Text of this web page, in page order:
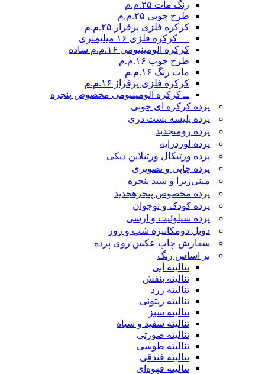
رنگ مات ۲۵.م.م
طرح چوبی ۲۵.م.م
کرکره فلزی پرفراژ ۲۵.م.م
__ کرکره فلزی ۱۶ میلیمتری
کرکره آلومینیومی ۱۶.م.م ساده
طرح چوب ۱۶.م.م
مات رنگ ۱۶.م.م
کرکره فلزی پرفراژ ۱۶.م.م
ــ کرکره آلومینیومی مخصوص پنجره
پرده کرکره ای چوبی
پرده پلیسه پشت دری
پرده رومنجدید
پرده لوردراپه
پرده ورتیکال ورتیلاین دیکی
پرده چاپی و تصویری
مینی‌زبرا و شید پنجره
پرده مخصوص پنجره جدید
پرده کودک و نوجوان
پرده سیلوئیت و ارسی
دوبل دومکانیزه شب و روز
سفارش چاپ عکس روی پرده
بر اساس رنگ
تنالیته آبی
تنالیته بنفش
تنالیته زرد
تنالیته زیتونی
تنالیته سبز
تنالیته سفید و سیاه
تنالیته صورتی
تنالیته طوسی
تنالیته فندقی
تنالیته قهوه‌ای